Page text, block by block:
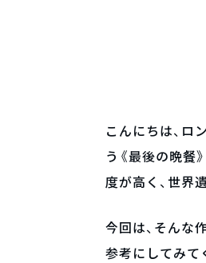
こんにちは、ロ
う《最後の晩餐
度が高く、世界
今回は、そんな
参考にしてみて